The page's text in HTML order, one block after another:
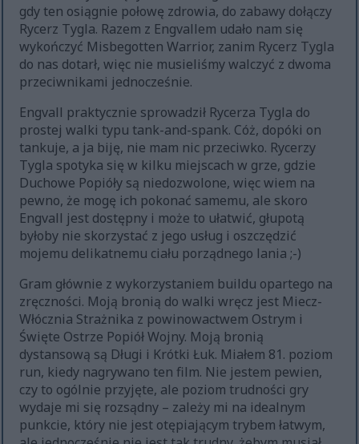
gdy ten osiągnie połowę zdrowia, do zabawy dołączy
Rycerz Tygla. Razem z Engvallem udało nam się
wykończyć Misbegotten Warrior, zanim Rycerz Tygla
do nas dotarł, więc nie musieliśmy walczyć z dwoma
przeciwnikami jednocześnie.
Engvall praktycznie sprowadził Rycerza Tygla do
prostej walki typu tank-and-spank. Cóż, dopóki on
tankuje, a ja biję, nie mam nic przeciwko. Rycerzy
Tygla spotyka się w kilku miejscach w grze, gdzie
Duchowe Popióły są niedozwolone, więc wiem na
pewno, że mogę ich pokonać samemu, ale skoro
Engvall jest dostępny i może to ułatwić, głupotą
byłoby nie skorzystać z jego usług i oszczędzić
mojemu delikatnemu ciału porządnego lania ;-)
Gram głównie z wykorzystaniem buildu opartego na
zręczności. Moją bronią do walki wręcz jest Miecz-
Włócznia Strażnika z powinowactwem Ostrym i
Święte Ostrze Popiół Wojny. Moją bronią
dystansową są Długi i Krótki Łuk. Miałem 81. poziom
run, kiedy nagrywano ten film. Nie jestem pewien,
czy to ogólnie przyjęte, ale poziom trudności gry
wydaje mi się rozsądny – zależy mi na idealnym
punkcie, który nie jest otępiającym trybem łatwym,